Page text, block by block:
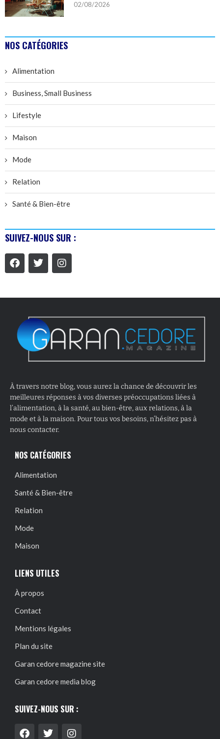
02/08/2026
NOS CATÉGORIES
Alimentation
Business, Small Business
Lifestyle
Maison
Mode
Relation
Santé & Bien-être
SUIVEZ-NOUS SUR :
À travers notre blog, vous aurez la chance de découvrir les
meilleures réponses à vos diverses préoccupations liées à
l’alimentation, à la santé, au bien-être, aux relations, à la
mode et à la maison. Pour tous vos besoins, n’hésitez pas à
nous contacter.
NOS CATÉGORIES
Alimentation
Santé & Bien-être
Relation
Mode
Maison
LIENS UTILES
À propos
Contact
Mentions légales
Plan du site
Garan cedore magazine site
Garan cedore media blog
SUIVEZ-NOUS SUR :